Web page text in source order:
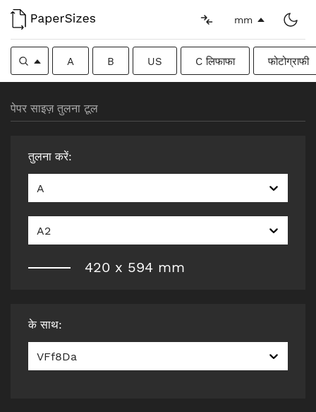
mm
A B US C लिफाफा फोटोग्राफी
पेपर साइज़ तुलना टूल
तुलना करें:
A
A2
420 x 594 mm
के साथ:
VFf8Da